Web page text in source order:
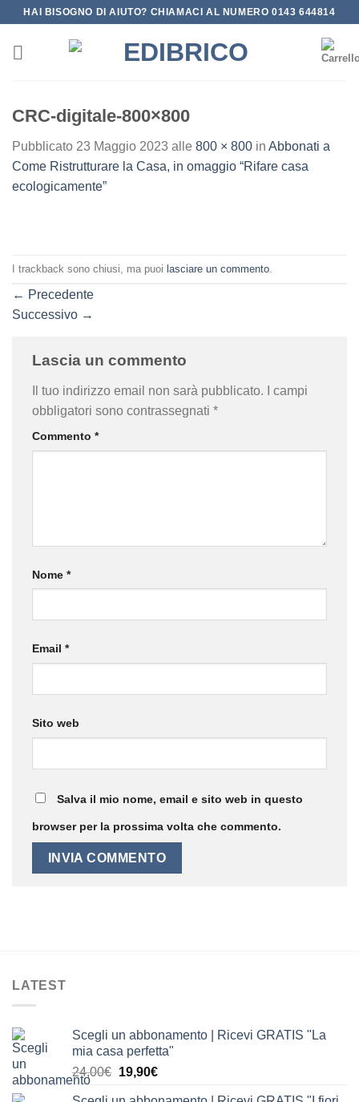
Salta
contenuti
HAI BISOGNO DI AIUTO? CHIAMACI AL NUMERO 0143 644814
CRC-digitale-800×800
Pubblicato 23 Maggio 2023 alle 800 × 800 in Abbonati a
Come Ristrutturare la Casa, in omaggio “Rifare casa
ecologicamente”
I trackback sono chiusi, ma puoi lasciare un commento
← Precedente
Successivo →
Lascia un commento
Il tuo indirizzo email non sarà pubblicato.
I campi
obbligatori sono contrassegnati *
Commento *
Nome *
Email *
Sito web
Salva il mio nome, email e sito web in questo
browser per la prossima volta che commento.
LATEST
Scegli un abbonamento | Ricevi GRATIS "La
mia casa perfetta"
24,00€ Il
19,90€Il